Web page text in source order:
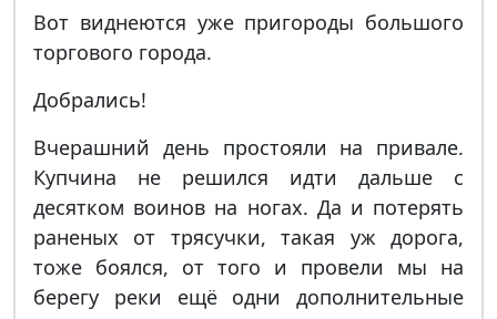
Вот виднеются уже пригороды большого
торгового города.
Добрались!
Вчерашний день простояли на привале.
Купчина не решился идти дальше с
десятком воинов на ногах. Да и потерять
раненых от трясучки, такая уж дорога,
тоже боялся, от того и провели мы на
берегу реки ещё одни дополнительные